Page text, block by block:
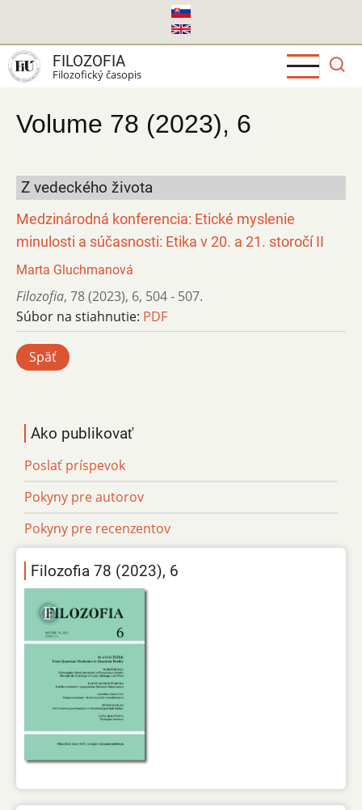
hlavný
obsah
FILOZOFIA
Filozofický časopis
Volume 78 (2023), 6
Z vedeckého života
Medzinárodná konferencia: Etické myslenie
minulosti a súčasnosti: Etika v 20. a 21. storočí II
Marta Gluchmanová
Filozofia, 78 (2023), 6, 504 - 507.
Súbor na stiahnutie: PDF
Späť
Ako publikovať
Poslať príspevok
Pokyny pre autorov
Pokyny pre recenzentov
Filozofia 78 (2023), 6